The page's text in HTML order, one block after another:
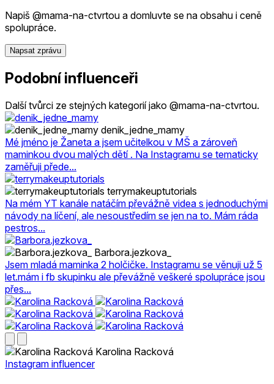
Napiš @mama-na-ctvrtou a domluvte se na obsahu i ceně
spolupráce.
Napsat zprávu
Podobní influenceři
Další tvůrci ze stejných kategorií jako @mama-na-ctvrtou.
denik_jedne_mamy
Mé jméno je Žaneta a jsem učitelkou v MŠ a zároveň
maminkou dvou malých dětí . Na Instagramu se tematicky
zaměřuji přede...
terrymakeuptutorials
Na mém YT kanále natáčím převážně videa s jednoduchými
návody na líčení, ale nesoustředím se jen na to. Mám ráda
pestros...
Barbora.jezkova_
Jsem mladá maminka 2 holčičke. Instagramu se věnuji už 5
let.mám i fb skupinku ale převážně veškeré spolupráce jsou
přes...
Karolina Racková
Instagram influencer